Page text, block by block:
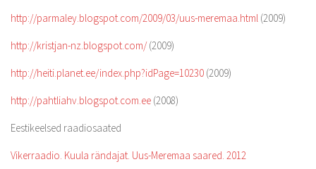
http://parmaley.blogspot.com/2009/03/uus-meremaa.html (2009)
http://kristjan-nz.blogspot.com/(2009)
http://heiti.planet.ee/index.php?idPage=10230 (2009)
http://pahtliahv.blogspot.com.ee (2008)
Eestikeelsed raadiosaated
Vikerraadio. Kuula rändajat. Uus-Meremaa saared. 2012